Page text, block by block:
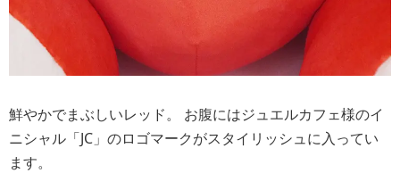
鮮やかでまぶしいレッド。 お腹にはジュエルカフェ様のイ
ニシャル「JC」のロゴマークがスタイリッシュに入ってい
ます。